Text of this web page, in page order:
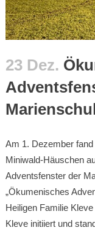
23 Dez.
Am 1. Dezember
Miniwald-Häuschen
Adventsfenster der
„Ökumenisches
Heiligen Familie
Kleve initiiert und